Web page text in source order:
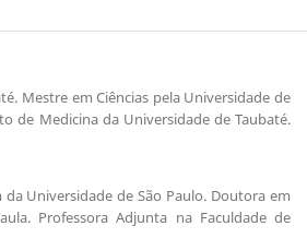
Mestre em Ciências pela Universidade de
de Medicina da Universidade de Taubaté.
Universidade de São Paulo. Doutora em
Professora Adjunta na Faculdade de